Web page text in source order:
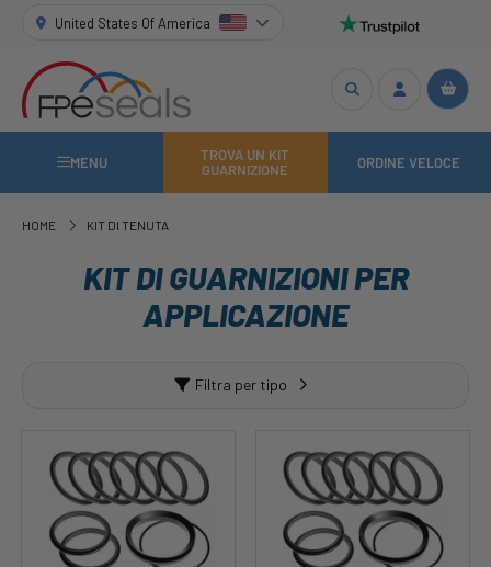
United States Of America
MENU
TROVA UN KIT
GUARNIZIONE
ORDINE VELOCE
HOME KIT DI TENUTA
KIT DI GUARNIZIONI PER
APPLICAZIONE
Filtra per tipo